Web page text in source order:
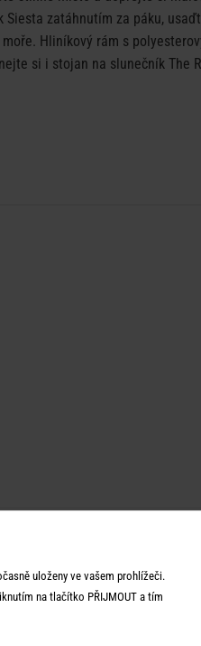
zatáhnutím za páku,
Hliníkový rám s
si i stojan na slunečník The
uloženy ve vašem prohlížeči.
na tlačítko PŘIJMOUT a tím